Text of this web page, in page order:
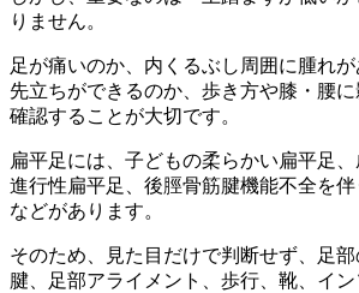
りません。
足が痛いのか、内くるぶし周囲に腫れ
先立ちができるのか、歩き方や膝・腰
確認することが大切です。
扁平足には、子どもの柔らかい扁平足
進行性扁平足、後脛骨筋腱機能不全を
などがあります。
そのため、見た目だけで判断せず、足
腱、足部アライメント、歩行、靴、イ